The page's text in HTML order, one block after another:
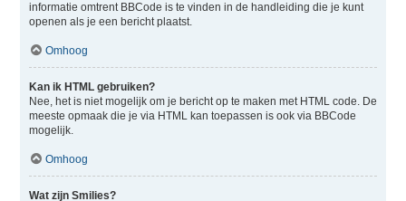
informatie omtrent BBCode is te vinden in de handleiding die je kunt
openen als je een bericht plaatst.
Omhoog
Kan ik HTML gebruiken?
Nee, het is niet mogelijk om je bericht op te maken met HTML code. De
meeste opmaak die je via HTML kan toepassen is ook via BBCode
mogelijk.
Omhoog
Wat zijn Smilies?